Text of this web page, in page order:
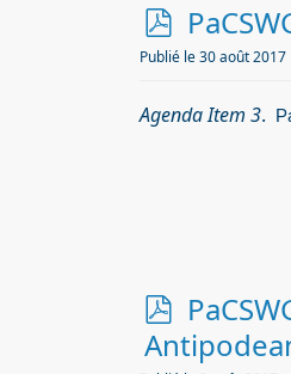
p
d
Publié le 30 août 2017
Agenda Item 3.
p
d